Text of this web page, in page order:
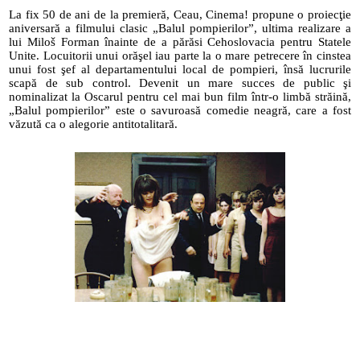
La fix 50 de ani de la premieră, Ceau, Cinema! propune o proiecţie
aniversară a filmului clasic „Balul pompierilor”, ultima realizare a
lui Miloš Forman înainte de a părăsi Cehoslovacia pentru Statele
Unite. Locuitorii unui orăşel iau parte la o mare petrecere în cinstea
unui fost şef al departamentului local de pompieri, însă lucrurile
scapă de sub control. Devenit un mare succes de public şi
nominalizat la Oscarul pentru cel mai bun film într-o limbă străină,
„Balul pompierilor” este o savuroasă comedie neagră, care a fost
văzută ca o alegorie antitotalitară.